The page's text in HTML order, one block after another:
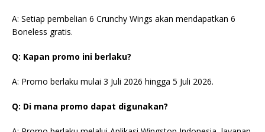
A: Setiap pembelian 6 Crunchy Wings akan mendapatkan 6
Boneless gratis.
Q: Kapan promo ini berlaku?
A: Promo berlaku mulai 3 Juli 2026 hingga 5 Juli 2026.
Q: Di mana promo dapat digunakan?